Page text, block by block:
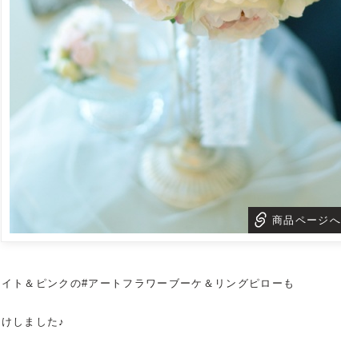
商品ページへ
ト＆ピンクの#アートフラワーブーケ ＆ リングピロー も
しました♪